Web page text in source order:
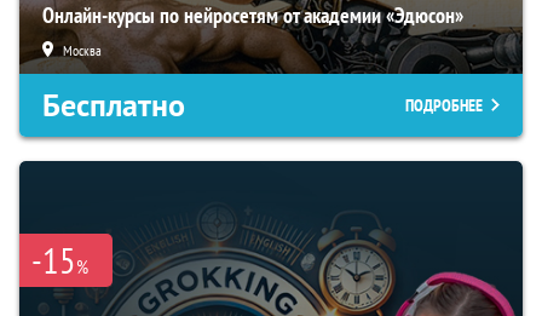
Онлайн-курсы по нейросетям от академии «Эдюсон»
Москва
Бесплатно ПОДРОБНЕЕ
-15%